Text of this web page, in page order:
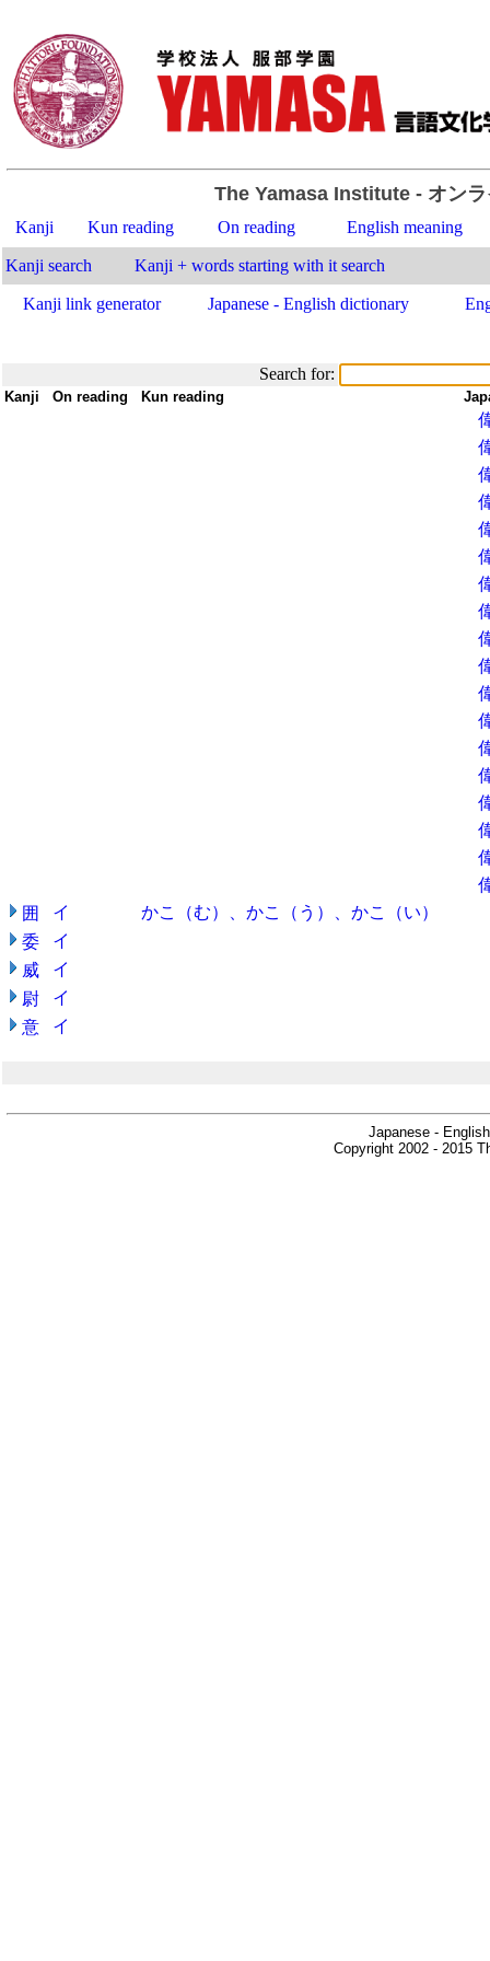
The Yamasa Institute- オンラ
Kanji Kun reading On reading English meaning
Kanji search Kanji + words starting with it search
Kanji link generator Japanese - English dictionary
Search for:
Kanji On reading Kun reading
囲
イ
かこ（む）、かこ（う）、かこ（い）
委
イ
威
イ
尉
イ
意
イ
Japanese -
Copyright 2002 - 2015